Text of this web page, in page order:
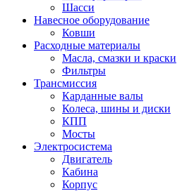
Шасси
Навесное оборудование
Ковши
Расходные материалы
Масла, смазки и краски
Фильтры
Трансмиссия
Карданные валы
Колеса, шины и диски
КПП
Мосты
Электросистема
Двигатель
Кабина
Корпус